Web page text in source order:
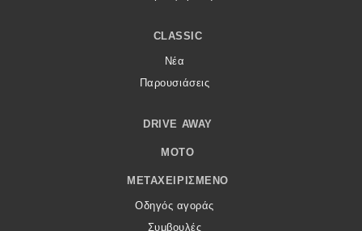
CLASSIC
Νέα
Παρουσιάσεις
DRIVE AWAY
MOTO
ΜΕΤΑΧΕΙΡΙΣΜΈΝΟ
Οδηγός αγοράς
Συμβουλές